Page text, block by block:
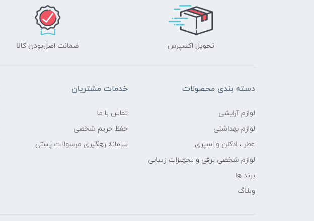
تحویل اکسپرس ضمانت اصل‌بودن کالا
دسته بندی محصولات
لوازم آرایشی
لوازم بهداشتی
عطر ، ادکلن و اسپری
لوازم شخصی برقی و تجهیزات زیبایی
برند ها
وبلاگ
خدمات مشتریان
تماس با ما
حفظ حریم شخصی
سامانه رهگیری مرسولات پستی